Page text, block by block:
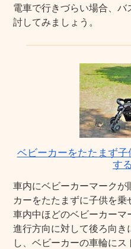
電車で行きづらい場合、
討してみましょう。
ベビーカーをたたまず
す
車内にベビーカーマーク
カーをたたまずに子供を乗
車内中ほどのベビーカー
進行方向に対して後ろ向
し、ベビーカーの車輪にス